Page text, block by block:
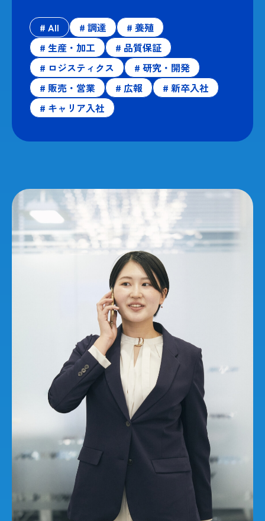
# All # 調達
# 養殖
# 生産・加工
# 品質保証
# ロジスティクス
# 研究・開発
# 販売・営業
# 広報
# 新卒入社
# キャリア入社